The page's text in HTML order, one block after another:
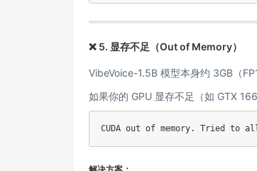
❌ 5. 显存不足（Out of Memory）
VibeVoice-1.5B 模型本身约 3GB（
如果你的 GPU 显存不足（如 GTX